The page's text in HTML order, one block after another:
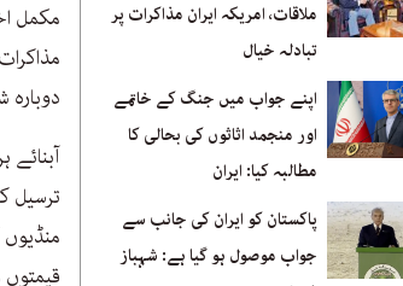
ملاقات، امریکہ ایران مذاکرات پر
تبادلہ خیال
اپنے جواب میں جنگ کے خاتمے
اور منجمد اثاثوں کی بحالی کا
مطالبہ کیا: ایران
پاکستان کو ایران کی جانب سے
جواب موصول ہو گیا ہے: شہباز
مکمل
آبنائے
ترسیل